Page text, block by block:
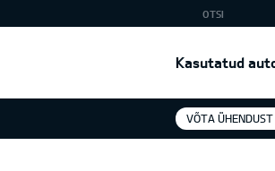
Kasutatud
VÕTA ÜHENDUST